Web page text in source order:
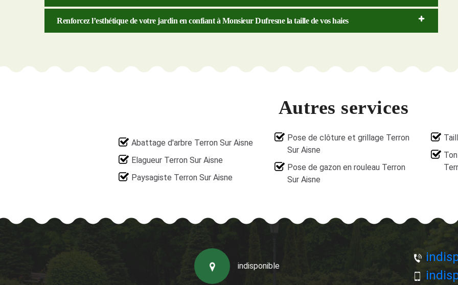
Renforcez l’esthétique de votre jardin en confiant à Monsieur Dufresne la taille de vos haies
Autres services
Abattage d'arbre Terron Sur Aisne
Elagueur Terron Sur Aisne
Paysagiste Terron Sur Aisne
Pose de clôture et grillage Terron
Sur Aisne
Pose de gazon en rouleau Terron
Sur Aisne
indisponible